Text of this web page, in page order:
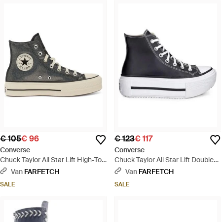
€ 105€ 96
Converse
Chuck Taylor All Star Lift High-Top
Sneakers Met Plateauzool - Zwart
Van FARFETCH
SALE
€ 123€ 117
Converse
Chuck Taylor All Star Lift Double
Stack High-Top Sneakers - Wit
Van FARFETCH
SALE